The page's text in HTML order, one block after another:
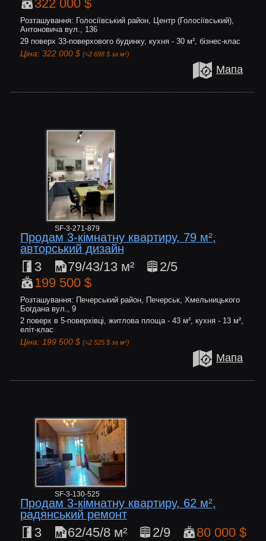
322 000 $
Розташування: Голосіївський район, Центр (Голосіївський),
Антоновича вул., 136
29 поверх 33-поверхового будинку, кухня - 30 м², бізнес-клас
Ціна: 322 000 $ (≈2 698 $ за м²)
Мапа
SF-3-271-879
Продам 3-кімнатну квартиру, 79 м²,
авторський дизайн
3 79/43/13 м²
2/5
199 500 $
Розташування: Печерський район, Печерськ, Хмельницького
Богдана вул., 9
2 поверх в 5-поверхівці, житлова площа - 43 м², кухня - 13 м²,
еліт-клас
Ціна: 199 500 $ (≈2 525 $ за м²)
Мапа
SF-3-130-525
Продам 3-кімнатну квартиру, 62 м²,
радянський ремонт
3 62/45/8 м² 2/9 80 000 $